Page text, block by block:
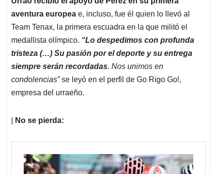
aventura europea e, incluso, fue él quien lo llevó al
Team Tenax, la primera escuadra en la que militó el
medallista olímpico. “Lo despedimos con profunda
tristeza (…) Su pasión por el deporte y su entrega
siempre serán recordadas. Nos unimos en
condolencias”se leyó en el perfil de Go Rigo Go!,
empresa del urraeño.
No se pierda: